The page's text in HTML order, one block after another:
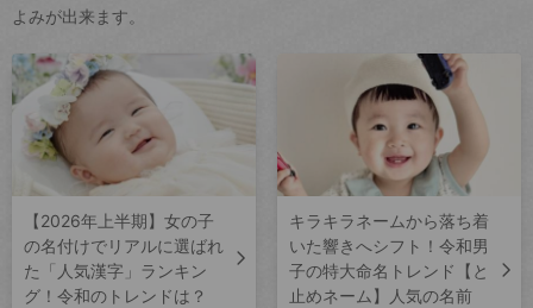
よみが出来ます。
【2026年上半期】女の子
の名付けでリアルに選ばれ
た「人気漢字」ランキン
グ！令和のトレンドは？
キラキラネームから落ち着
いた響きへシフト！令和男
子の特大命名トレンド【と
止めネーム】人気の名前